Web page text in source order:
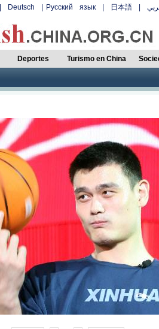
Deutsch Русский язык 日本語
Deportes Turismo en China